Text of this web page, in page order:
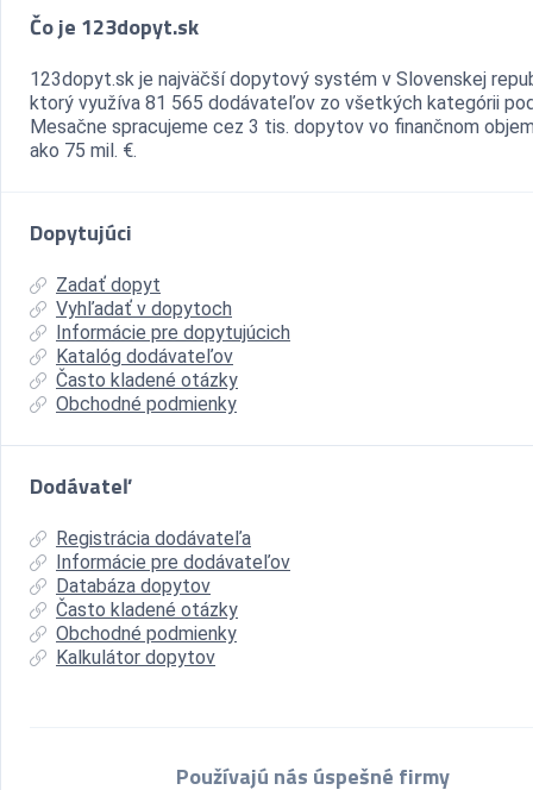
Čo je 123dopyt.sk
123dopyt.sk je najväčší dopytový systém v Slovenskej
ktorý využíva 81 565 dodávateľov zo všetkých kategórii
Mesačne spracujeme cez 3 tis. dopytov vo finančnom
ako 75 mil. €.
Dopytujúci
Zadať dopyt
Vyhľadať v dopytoch
Informácie pre dopytujúcich
Katalóg dodávateľov
Často kladené otázky
Obchodné podmienky
Dodávateľ
Registrácia dodávateľa
Informácie pre dodávateľov
Databáza dopytov
Často kladené otázky
Obchodné podmienky
Kalkulátor dopytov
Používajú nás úspešné firmy